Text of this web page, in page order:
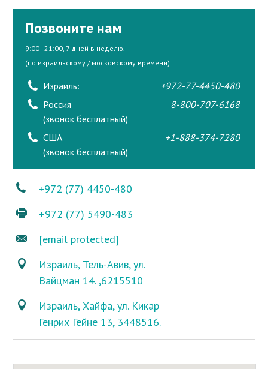
Позвоните нам
9:00 - 21:00, 7 дней в неделю.
(по израильскому / московскому времени)
Израиль:
+972-77-4450-480
Россия
(звонок бесплатный)
8-800-707-6168
США
(звонок бесплатный)
+1-888-374-7280
+972 (77) 4450-480
+972 (77) 5490-483
[email protected]
Израиль, Тель-Авив, ул.
Вайцман 14. ,6215510
Израиль, Хайфа, ул. Кикар
Генрих Гейне 13, 3448516.